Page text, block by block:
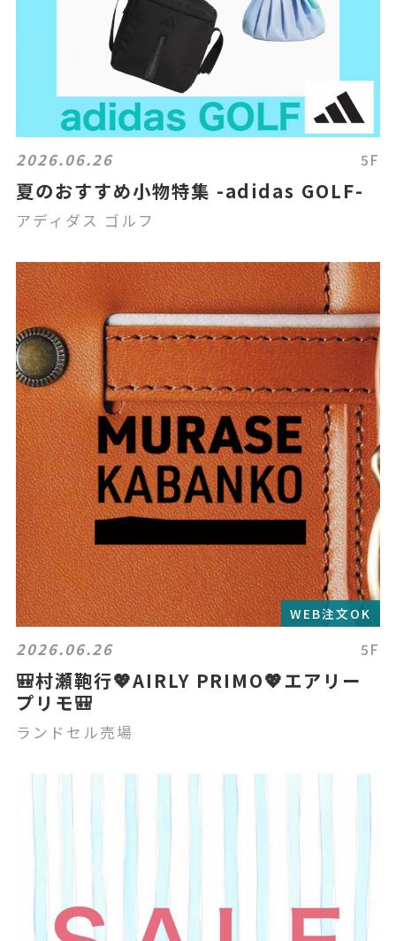
2026.06.26 5F
夏のおすすめ小物特集 -adidas GOLF-
アディダス ゴルフ
WEB注文OK
2026.06.26 5F
🎒村瀬鞄行💖AIRLY PRIMO💖エアリー
プリモ🎒
ランドセル売場